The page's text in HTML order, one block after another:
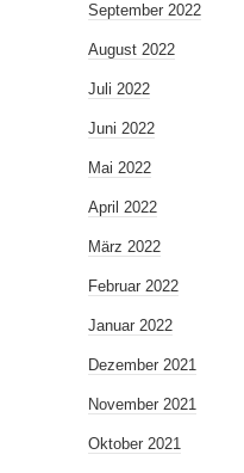
September 2022
August 2022
Juli 2022
Juni 2022
Mai 2022
April 2022
März 2022
Februar 2022
Januar 2022
Dezember 2021
November 2021
Oktober 2021